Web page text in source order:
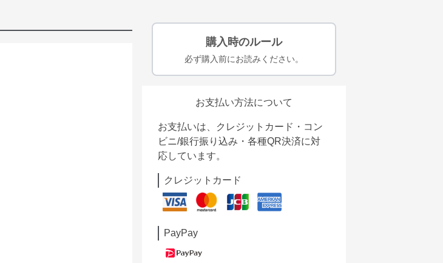
購入時のルール
必ず購入前にお読みください。
お支払い方法について
お支払いは、クレジットカード・コン
ビニ/銀行振り込み・各種QR決済に対
応しています。
クレジットカード
PayPay